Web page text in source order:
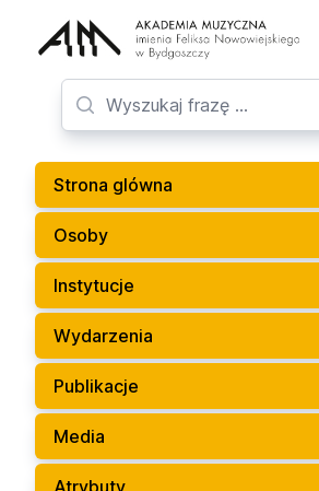
Strona glówna
Osoby
Instytucje
Wydarzenia
Publikacje
Media
Atrybuty